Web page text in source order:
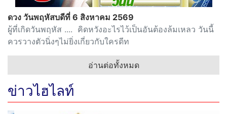
ดวง วันพฤหัสบดีที่ 6 สิงหาคม 2569
ผู้ที่เกิดวันพฤหัส .... คิดหวังอะไรไว้เป็นอันต้องล้มเหลว วันนี้
ควรวางตัวนิ่งๆไม่ยิ่งเกี่ยวกับใครดีท
อ่านต่อทั้งหมด
ข่าวไฮไลท์